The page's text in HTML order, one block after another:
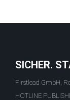
SICHER.
Firstlead GmbH,
HOTLINE